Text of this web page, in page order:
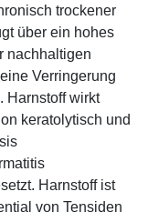
trockener
über ein hohes
nachhaltigen
Verringerung
Harnstoff wirkt
keratolytisch und
Harnstoff ist
von Tensiden